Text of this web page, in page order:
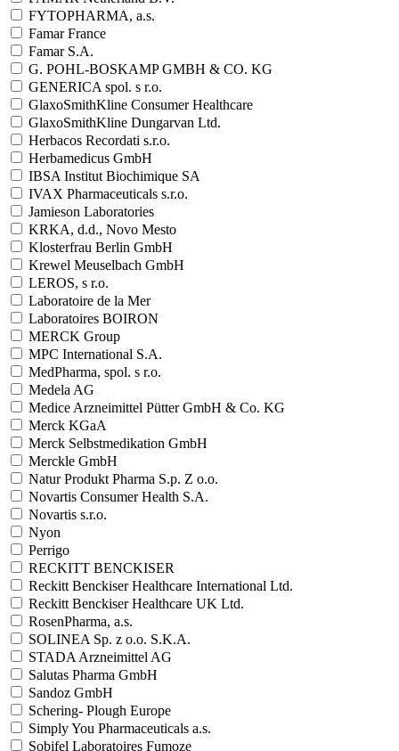
FYTOPHARMA, a.s.
Famar France
Famar S.A.
G. POHL-BOSKAMP GMBH & CO. KG
GENERICA spol. s r.o.
GlaxoSmithKline Consumer Healthcare
GlaxoSmithKline Dungarvan Ltd.
Herbacos Recordati s.r.o.
Herbamedicus GmbH
IBSA Institut Biochimique SA
IVAX Pharmaceuticals s.r.o.
Jamieson Laboratories
KRKA, d.d., Novo Mesto
Klosterfrau Berlin GmbH
Krewel Meuselbach GmbH
LEROS, s r.o.
Laboratoire de la Mer
Laboratoires BOIRON
MERCK Group
MPC International S.A.
MedPharma, spol. s r.o.
Medela AG
Medice Arzneimittel Pütter GmbH & Co. KG
Merck KGaA
Merck Selbstmedikation GmbH
Merckle GmbH
Natur Produkt Pharma S.p. Z o.o.
Novartis Consumer Health S.A.
Novartis s.r.o.
Nyon
Perrigo
RECKITT BENCKISER
Reckitt Benckiser Healthcare International Ltd.
Reckitt Benckiser Healthcare UK Ltd.
RosenPharma, a.s.
SOLINEA Sp. z o.o. S.K.A.
STADA Arzneimittel AG
Salutas Pharma GmbH
Sandoz GmbH
Schering- Plough Europe
Simply You Pharmaceuticals a.s.
Sobifel Laboratoires Fumoze